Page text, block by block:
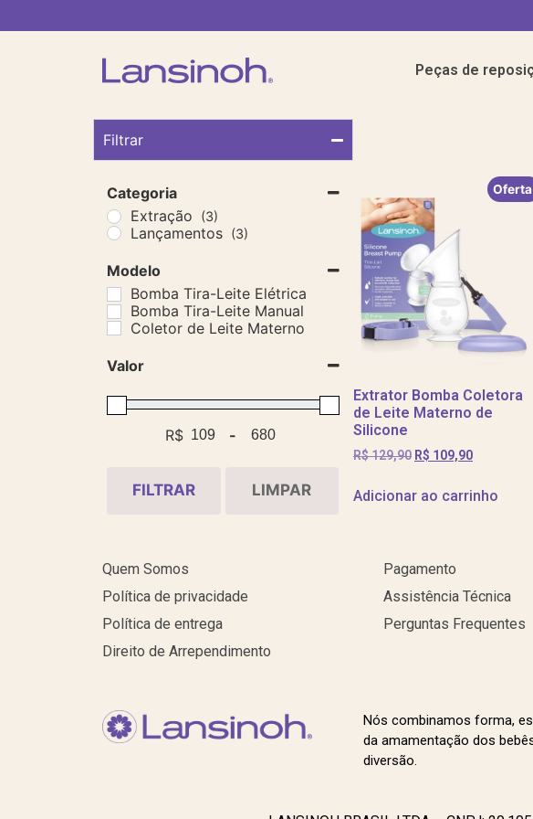
Peças de
Filtrar
Categoria
Extração
(3)
Lançamentos (3)
Modelo
Bomba Tira-Leite Elétrica
Bomba Tira-Leite Manual
Coletor de Leite Materno
Valor
R$ Minimum Price
-
Maximum Price
FILTRAR LIMPAR
Extrator Bomba Coletora
de Leite Materno de
Silicone
R$129,90 R$ 109,90
Adicionar ao carrinho
Quem Somos
Política de privacidade
Política de entrega
Direito de Arrependimento
Pagamento
Assistência Técnica
Perguntas Frequentes
Nós combinamos forma,
da amamentação dos
diversão.